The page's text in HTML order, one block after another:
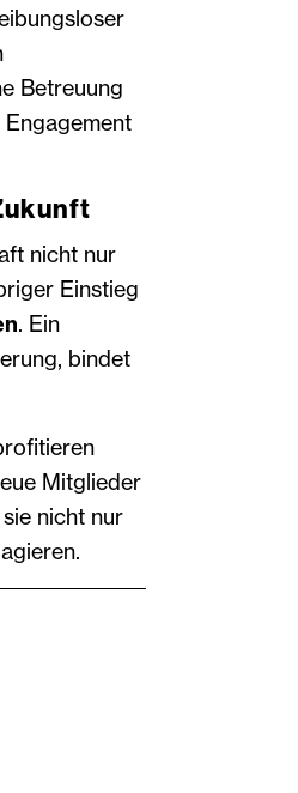
Betreuung
nicht nur
Einstieg
. Ein
bindet
Mitglieder
nicht nur